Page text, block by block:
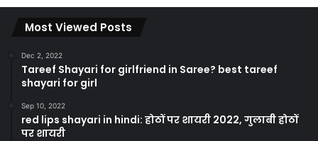
Most Viewed Posts
Dec 2, 2022
Tareef Shayari for girlfriend in Saree? best tareef
shayari for girl
Sep 10, 2022
red lips shayari in hindi: होठों पर शायरी 2022, गुलाबी होठों
पर शायरी